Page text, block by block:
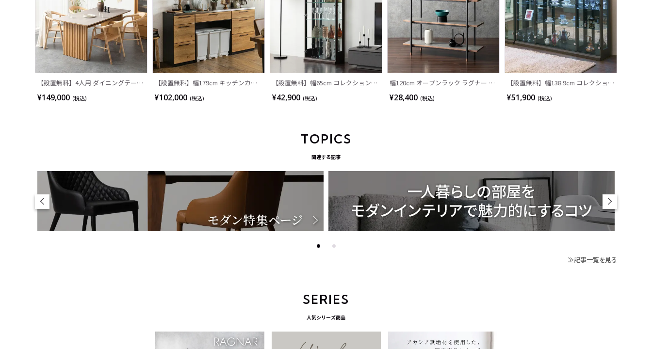
【設置無料】4人用 ダイニングテーブ
ルセット 5点 LUGA セラミックテーブ
¥149,000 (税込)
【設置無料】幅179cm キッチンカウ
ンター ステンレス天板 引き出し 収納
¥102,000 (税込)
【設置無料】幅65cm コレクションケ
ース ガラス 収納 棚 スリム フィギュ
¥42,900 (税込)
幅120cm オープンラック ラグナー 3
段 収納 棚 メラミン ウォールナット材
¥28,400 (税込)
【設置無料】幅138.9cm コレクション
ケース ガラス 収納 棚 スリム フィギ
¥51,900 (税込)
TOPICS
関連する記事
≫記事一覧を見る
SERIES
人気シリーズ商品